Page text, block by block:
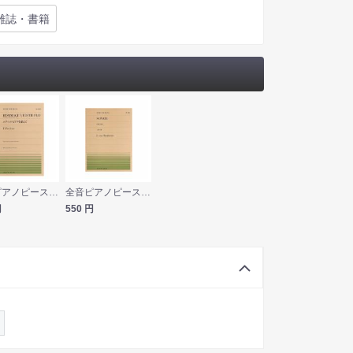
誌・書籍
全音ピアノピース PP-583 プーランク エディット・ピアフを讃えて 全音楽譜出版社
全音ピアノピース PP-145 ベートーヴェン ソナタ（Op.2-1） 全音楽譜出版社
550 円